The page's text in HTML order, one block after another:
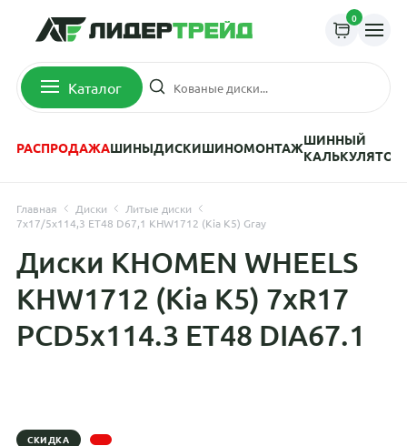
0
Каталог
РАСПРОДАЖАШИНЫДИСКИШИНОМОНТАЖШИННЫЙ
КАЛЬКУЛЯТОР
Главная Диски
Литые диски
7x17/5x114,3 ET48 D67,1 KHW1712 (Kia K5) Gray
Диски KHOMEN WHEELS
KHW1712 (Kia K5) 7xR17
PCD5x114.3 ET48 DIA67.1
СКИДКА